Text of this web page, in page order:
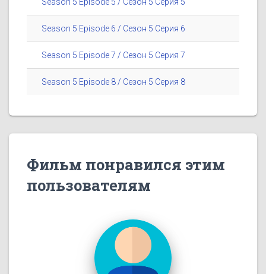
Season 5 Episode 5 / Сезон 5 Серия 5
Season 5 Episode 6 / Сезон 5 Серия 6
Season 5 Episode 7 / Сезон 5 Серия 7
Season 5 Episode 8 / Сезон 5 Серия 8
Фильм понравился этим
пользователям